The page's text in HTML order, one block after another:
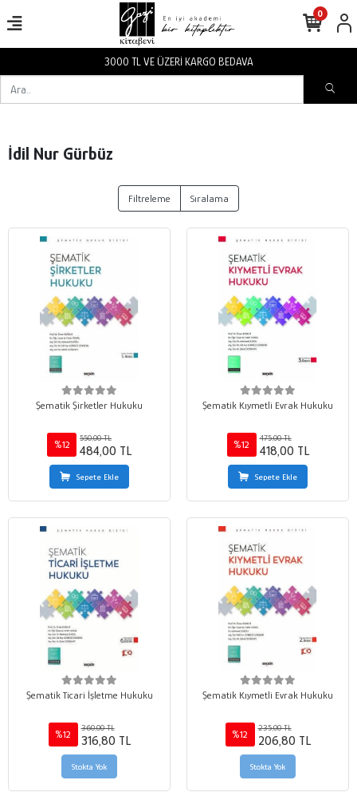
3000 TL VE ÜZERİ KARGO BEDAVA
0
İdil Nur Gürbüz
Filtreleme Sıralama
Şematik Şirketler Hukuku
%12
550,00 TL
484,00 TL
Sepete Ekle
Şematik Kıymetli Evrak Hukuku
%12
475,00 TL
418,00 TL
Sepete Ekle
Şematik Ticari İşletme Hukuku
%12
360,00 TL
316,80 TL
Stokta Yok
Şematik Kıymetli Evrak Hukuku
%12
235,00 TL
206,80 TL
Stokta Yok